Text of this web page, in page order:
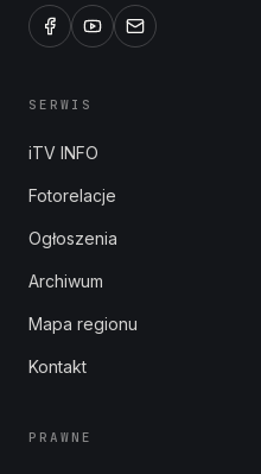
SERWIS
iTV INFO
Fotorelacje
Ogłoszenia
Archiwum
Mapa regionu
Kontakt
PRAWNE